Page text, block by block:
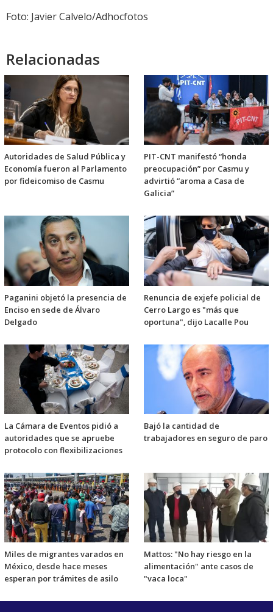
Foto: Javier Calvelo/Adhocfotos
Relacionadas
Autoridades de Salud Pública y
Economía fueron al Parlamento
por fideicomiso de Casmu
PIT-CNT manifestó “honda
preocupación” por Casmu y
advirtió “aroma a Casa de
Galicia”
Paganini objetó la presencia de
Enciso en sede de Álvaro
Delgado
Renuncia de exjefe policial de
Cerro Largo es "más que
oportuna", dijo Lacalle Pou
La Cámara de Eventos pidió a
autoridades que se apruebe
protocolo con flexibilizaciones
Bajó la cantidad de
trabajadores en seguro de paro
Miles de migrantes varados en
México, desde hace meses
esperan por trámites de asilo
Mattos: "No hay riesgo en la
alimentación" ante casos de
"vaca loca"